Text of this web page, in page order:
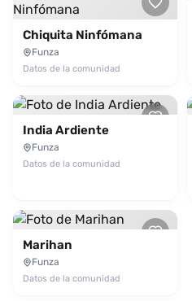
Chiquita Ninfómana
Funza
Datos de la comunidad
India Ardiente
Funza
Datos de la comunidad
Marihan
Funza
Datos de la comunidad